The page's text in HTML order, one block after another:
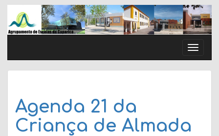
Skip
content
Toggle
Agenda 21 da
Criança de Almada